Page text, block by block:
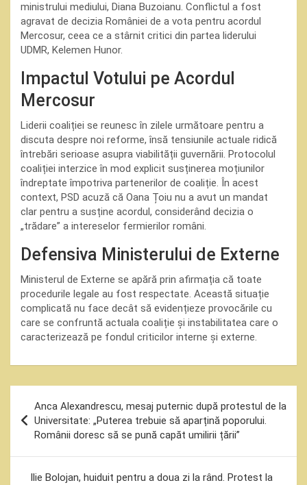
ministrului mediului, Diana Buzoianu. Conflictul a fost
agravat de decizia României de a vota pentru acordul
Mercosur, ceea ce a stârnit critici din partea liderului
UDMR, Kelemen Hunor.
Impactul Votului pe Acordul
Mercosur
Liderii coaliției se reunesc în zilele următoare pentru a
discuta despre noi reforme, însă tensiunile actuale ridică
întrebări serioase asupra viabilității guvernării. Protocolul
coaliției interzice în mod explicit susținerea moțiunilor
îndreptate împotriva partenerilor de coaliție. În acest
context, PSD acuză că Oana Țoiu nu a avut un mandat
clar pentru a susține acordul, considerând decizia o
„trădare” a intereselor fermierilor români.
Defensiva Ministerului de Externe
Ministerul de Externe se apără prin afirmația că toate
procedurile legale au fost respectate. Această situație
complicată nu face decât să evidențieze provocările cu
care se confruntă actuala coaliție și instabilitatea care o
caracterizează pe fondul criticilor interne și externe.
în
articole
Anca Alexandrescu, mesaj puternic după protestul de la
Universitate: „Puterea trebuie să aparțină poporului.
Românii doresc să se pună capăt umilirii țării”
Ilie Bolojan, huiduit pentru a doua zi la rând. Protest la